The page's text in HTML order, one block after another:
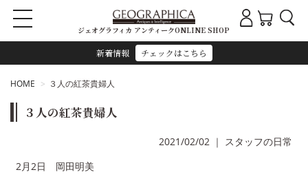
新着情報 チェックはこちら
ジェオグラフィカ アンティークONLINE SHOP
HOME ３人の紅茶貴婦人
３人の紅茶貴婦人
2021/02/02 ｜ スタッフの日常
2月2日 岡田明美